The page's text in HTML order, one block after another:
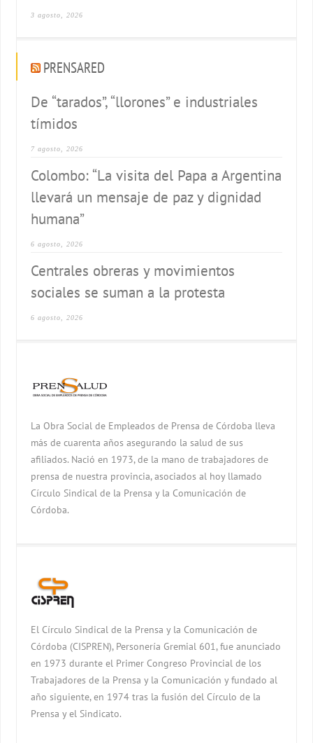
3 agosto, 2026
PRENSARED
De “tarados”, “llorones” e industriales
tímidos
7 agosto, 2026
Colombo: “La visita del Papa a Argentina
llevará un mensaje de paz y dignidad
humana”
6 agosto, 2026
Centrales obreras y movimientos
sociales se suman a la protesta
6 agosto, 2026
La Obra Social de Empleados de Prensa de Córdoba lleva
más de cuarenta años asegurando la salud de sus
afiliados. Nació en 1973, de la mano de trabajadores de
prensa de nuestra provincia, asociados al hoy llamado
Círculo Sindical de la Prensa y la Comunicación de
Córdoba.
El Círculo Sindical de la Prensa y la Comunicación de
Córdoba (CISPREN), Personería Gremial 601, fue anunciado
en 1973 durante el Primer Congreso Provincial de los
Trabajadores de la Prensa y la Comunicación y fundado al
año siguiente, en 1974 tras la fusión del Círculo de la
Prensa y el Sindicato.